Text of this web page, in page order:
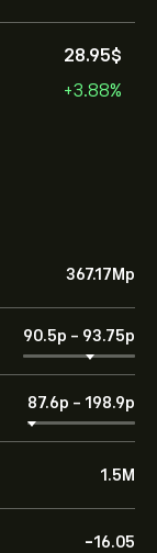
28.95‎$‎
+3.88%
367.17M‎p‎
90.5‎p‎ - 93.75‎p‎
87.6‎p‎ - 198.9‎p‎
1.5M
-16.05